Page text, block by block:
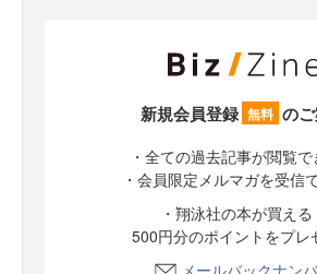
新規会員登録 無料 の
・全ての過去記事が閲覧
・会員限定メルマガを受信
・翔泳社の本が買える
500円分のポイントをプレ
メールバックナン